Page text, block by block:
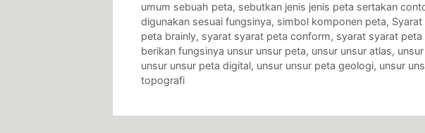
umum sebuah peta, sebutkan jenis jenis peta sertakan
digunakan sesuai fungsinya, simbol komponen peta, Syarat
peta brainly, syarat syarat peta conform, syarat syarat peta
berikan fungsinya unsur unsur peta, unsur unsur atlas,
unsur unsur peta digital, unsur unsur peta geologi, unsur
topografi